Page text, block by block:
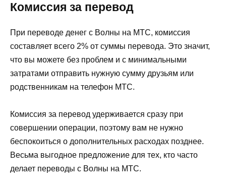
Комиссия за перевод
При переводе денег с Волны на МТС, комиссия
составляет всего 2% от суммы перевода. Это значит,
что вы можете без проблем и с минимальными
затратами отправить нужную сумму друзьям или
родственникам на телефон МТС.
Комиссия за перевод удерживается сразу при
совершении операции, поэтому вам не нужно
беспокоиться о дополнительных расходах позднее.
Весьма выгодное предложение для тех, кто часто
делает переводы с Волны на МТС.